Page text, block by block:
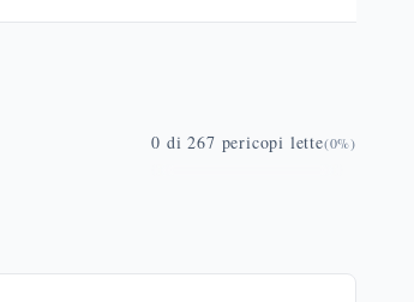
0 di 267 pericopi lette(0%)